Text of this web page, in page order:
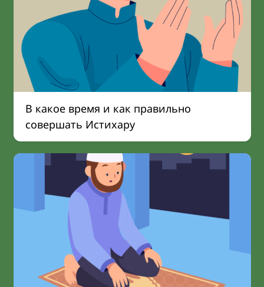
В какое время и как правильно
совершать Истихару